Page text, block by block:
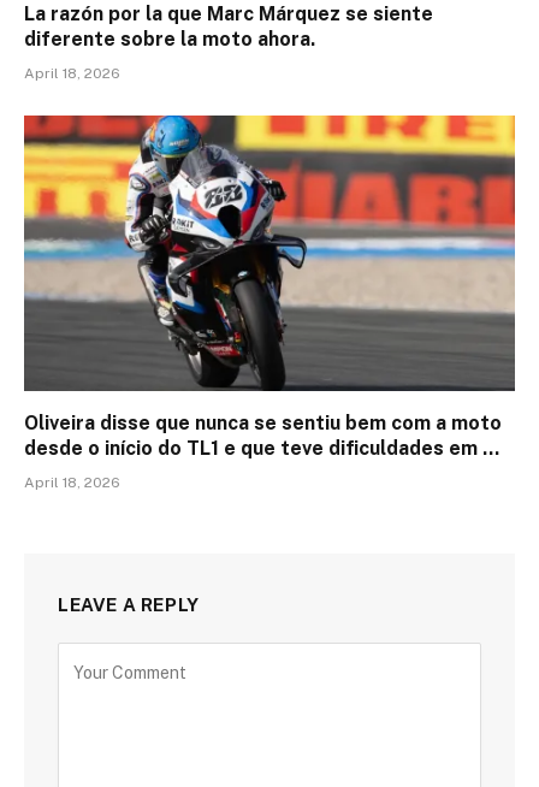
La razón por la que Marc Márquez se siente
diferente sobre la moto ahora.
April 18, 2026
Oliveira disse que nunca se sentiu bem com a moto
desde o início do TL1 e que teve dificuldades em …
April 18, 2026
LEAVE A REPLY